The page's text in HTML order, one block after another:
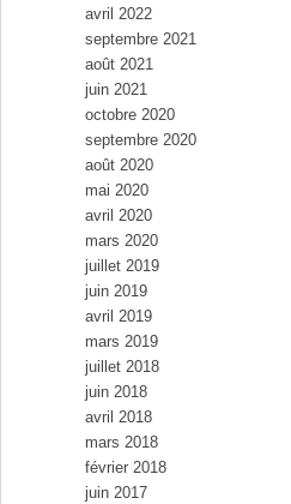
avril 2022
septembre 2021
août 2021
juin 2021
octobre 2020
septembre 2020
août 2020
mai 2020
avril 2020
mars 2020
juillet 2019
juin 2019
avril 2019
mars 2019
juillet 2018
juin 2018
avril 2018
mars 2018
février 2018
juin 2017